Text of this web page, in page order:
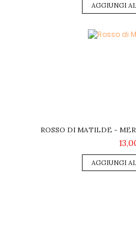
AGGIUNGI
ROSSO DI MATILDE -
AGGIUNGI